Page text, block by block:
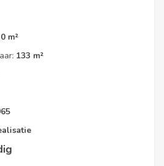
ruime, instapklare gezinswoning
m²
133 m²